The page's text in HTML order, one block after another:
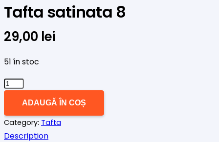
Tafta satinata 8
29,00 lei
51 în stoc
Cantitate
8
ADAUGĂ ÎN COȘ
Category: Tafta
Description